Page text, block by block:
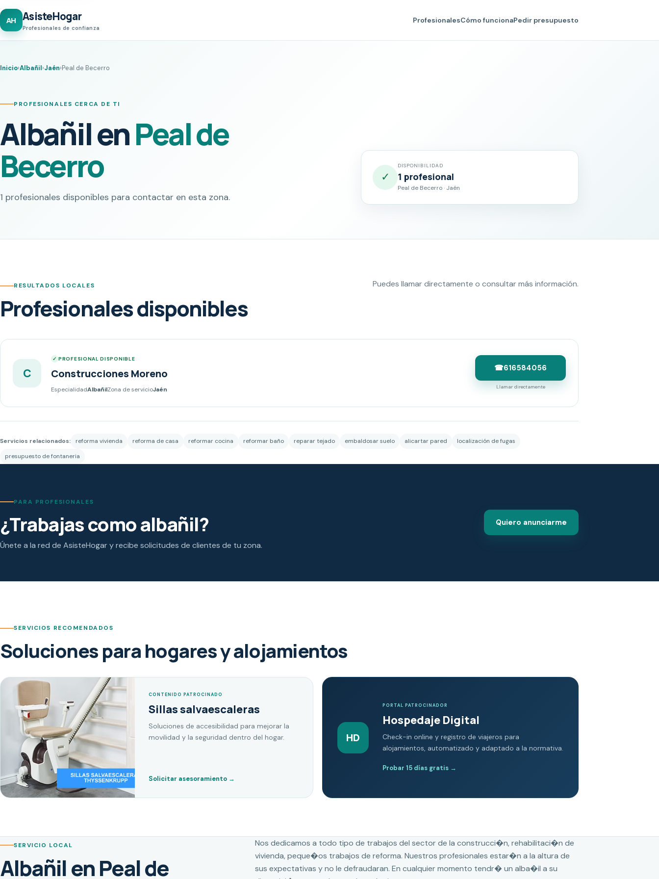
AH AsisteHogar
Profesionales de confianza
ProfesionalesCómo funcionaPedir presupuesto
Inicio›Albañil›Jaén›Peal de Becerro
PROFESIONALES CERCA DE TI
Albañil enPeal de
Becerro
1 profesionales disponibles para contactar en esta zona.
✓
DISPONIBILIDAD
1 profesional
Peal de Becerro · Jaén
RESULTADOS LOCALES
Profesionales disponibles
Puedes llamar directamente o consultar más información.
C
PROFESIONAL DISPONIBLE
Construcciones Moreno
EspecialidadAlbañilZona de servicioJaén
☎616584056
Llamar directamente
Servicios relacionados: reforma vivienda reforma de casa reformar cocina reformar baño reparar tejado embaldosar suelo alicartar pared
localización de fugas
presupuesto de fontaneria
PARA PROFESIONALES
¿Trabajas como albañil?
Únete a la red de AsisteHogar y recibe solicitudes de clientes de tu zona.
Quiero anunciarme
SERVICIOS RECOMENDADOS
Soluciones para hogares y alojamientos
CONTENIDO PATROCINADO
Sillas salvaescaleras
Soluciones de accesibilidad para mejorar la
movilidad y la seguridad dentro del hogar.
Solicitar asesoramiento →
HD
PORTAL PATROCINADOR
Hospedaje Digital
Check-in online y registro de viajeros para
alojamientos, automatizado y adaptado a la normativa.
Probar 15 días gratis →
SERVICIO LOCAL
Albañil en Peal de
Nos dedicamos a todo tipo de trabajos del sector de la construcci�n, rehabilitaci�n de
vivienda, peque�os trabajos de reforma. Nuestros profesionales estar�n a la altura de
sus expectativas y no le defraudaran. En cualquier momento tendr� un alba�il a su